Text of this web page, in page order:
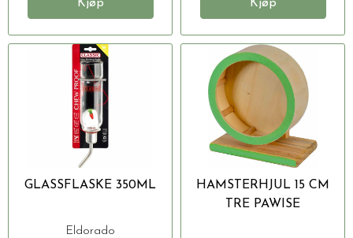
Kjøp Kjøp
GLASSFLASKE 350ML
Eldorado
HAMSTERHJUL 15 CM
TRE PAWISE